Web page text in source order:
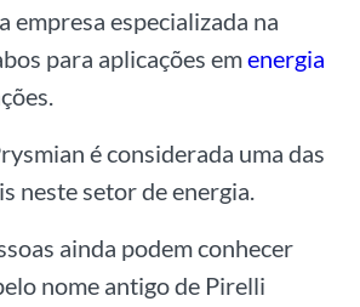
empresa especializada na
para aplicações emenergia
é considerada uma das
neste setor de energia.
ainda podem conhecer
nome antigo de Pirelli